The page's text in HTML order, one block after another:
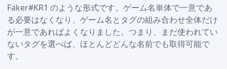
Faker#KR1 のような形式です。ゲーム名単体で一意であ
る必要はなくなり、ゲーム名とタグの組み合わせ全体だけ
が一意であればよくなりました。つまり、まだ使われてい
ないタグを選べば、ほとんどどんな名前でも取得可能で
す。